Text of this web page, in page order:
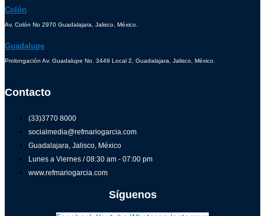
Colón
Av. Colón No 2970 Guadalajara, Jalisco, México.
Guadalupe
Prolongación Av. Guadalupe No. 3449 Local 2, Guadalajara, Jalisco, México.
Contacto
(33)3770 8000
socialmedia@refmariogarcia.com
Guadalajara, Jalisco, México
Lunes a Viernes / 08:30 am - 07:00 pm
www.refmariogarcia.com
Síguenos